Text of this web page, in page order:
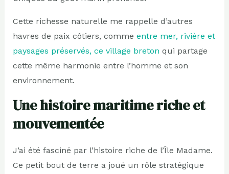
Cette richesse naturelle me rappelle d’autres
havres de paix côtiers, comme entre mer, rivière et
paysages préservés, ce village breton qui partage
cette même harmonie entre l’homme et son
environnement.
Une histoire maritime riche et
mouvementée
J’ai été fasciné par l’histoire riche de l’Île Madame.
Ce petit bout de terre a joué un rôle stratégique